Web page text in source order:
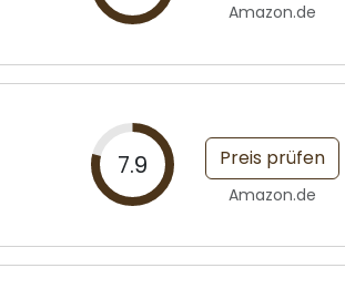
Amazon.de
7.9 Preis prüfen
Amazon.de